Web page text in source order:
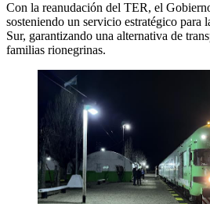
Con la reanudación del TER, el
sosteniendo un servicio estratégico para
Sur, garantizando una alternativa de
familias rionegrinas.